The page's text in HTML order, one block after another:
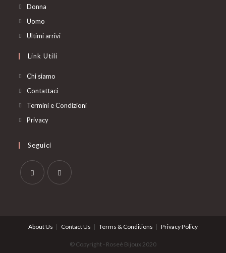
Donna
tab
Uomo
in
new
Ultimi arriviOpens
Link Utili
Chi siamo
Contattaci
Termini e Condizioni
Privacy
Seguici
new
new
About Us Contact Us Terms & Conditions Privacy Policy
© Copyright - Roseè Bijoux 2020